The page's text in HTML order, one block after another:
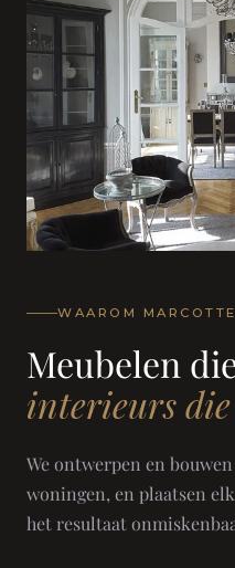
WAAROM
Meubelen
interieurs
We ontwerpen en
woningen, en plaatsen
het resultaat